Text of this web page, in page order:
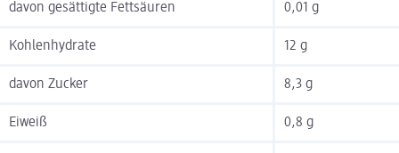
davon gesättigte Fettsäuren 0,01 g
Kohlenhydrate 12 g
davon Zucker 8,3 g
Eiweiß 0,8 g